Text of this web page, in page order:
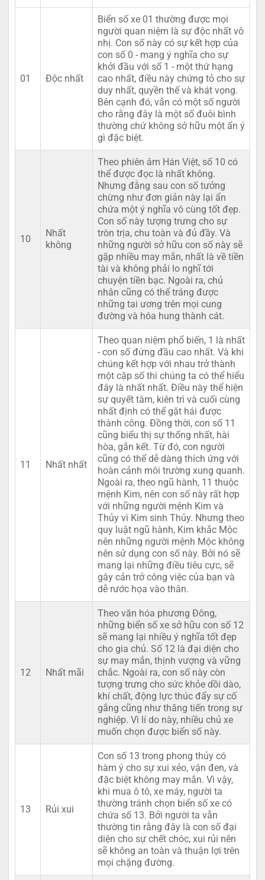
01 Độc nhất
Biển số xe 01 thường được mọi
người quan niệm là sự độc nhất vô
nhị. Con số này có sự kết hợp của
con số 0 - mang ý nghĩa cho sự
khởi đầu với số 1 - một thứ hạng
cao nhất, điều này chứng tỏ cho sự
duy nhất, quyền thế và khát vọng.
Bên cạnh đó, vẫn có một số người
cho rằng đây là một số đuôi bình
thường chứ không sở hữu một ẩn ý
gì đặc biệt.
10
Nhất
không
Theo phiên âm Hán Việt, số 10 có
thể được đọc là nhất không.
Nhưng đằng sau con số tưởng
chừng như đơn giản này lại ẩn
chứa một ý nghĩa vô cùng tốt đẹp.
Con số này tượng trưng cho sự
tròn trịa, chu toàn và đủ đầy. Và
những người sở hữu con số này sẽ
gặp nhiều may mắn, nhất là về tiền
tài và không phải lo nghĩ tới
chuyện tiền bạc. Ngoài ra, chủ
nhân cũng có thể tráng được
những tai ương trên mọi cung
đường và hóa hung thành cát.
11 Nhất nhất
Theo quan niệm phổ biến, 1 là nhất
- con số đứng đầu cao nhất. Và khi
chúng kết hợp với nhau trở thành
một cặp số thì chúng ta có thể hiểu
đây là nhất nhất. Điều này thể hiện
sự quyết tâm, kiên trì và cuối cùng
nhất định có thể gặt hái được
thành công. Đồng thời, con số 11
cũng biểu thị sự thống nhất, hài
hòa, gắn kết. Từ đó, con người
cũng có thể dễ dàng thích ứng với
hoàn cảnh môi trường xung quanh.
Ngoài ra, theo ngũ hành, 11 thuộc
mệnh Kim, nên con số này rất hợp
với những người mệnh Kim và
Thủy vì Kim sinh Thủy. Nhưng theo
quy luật ngũ hành, Kim khắc Mộc
nên những người mệnh Mộc không
nên sử dụng con số này. Bởi nó sẽ
mang lại những điều tiêu cực, sẽ
gây cản trở công việc của bạn và
dễ rước họa vào thân.
12 Nhất mãi
Theo văn hóa phương Đông,
những biển số xe sở hữu con số 12
sẽ mang lại nhiều ý nghĩa tốt đẹp
cho gia chủ. Số 12 là đại diện cho
sự may mắn, thịnh vượng và vững
chắc. Ngoài ra, con số này còn
tượng trưng cho sức khỏe dồi dào,
khí chất, động lực thúc đẩy sự cố
gắng cũng như thăng tiến trong sự
nghiệp. Vì lí do này, nhiều chủ xe
muốn chọn được biển số này.
13 Rủi xui
Con số 13 trong phong thủy có
hàm ý cho sự xui xẻo, vận đen, và
đặc biệt không may mắn. Vì vậy,
khi mua ô tô, xe máy, người ta
thường tránh chọn biển số xe có
chứa số 13. Bởi người ta vẫn
thường tin rằng đây là con số đại
diện cho sự chết chóc, xui rủi nên
sẽ không an toàn và thuận lợi trên
mọi chặng đường.